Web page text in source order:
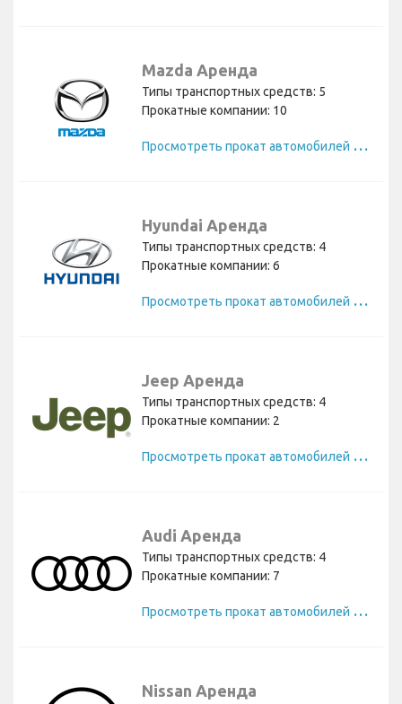
Mazda Аренда
Типы транспортных средств: 5
Прокатные компании: 10
П
росмотреть прокат автомобилей Mazda
Hyundai Аренда
Типы транспортных средств: 4
Прокатные компании: 6
П
росмотреть прокат автомобилей Hyundai
Jeep Аренда
Типы транспортных средств: 4
Прокатные компании: 2
П
росмотреть прокат автомобилей Jeep
Audi Аренда
Типы транспортных средств: 4
Прокатные компании: 7
П
росмотреть прокат автомобилей Audi
Nissan Аренда